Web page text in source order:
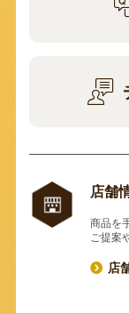
店舗
商品を
ご提案
店